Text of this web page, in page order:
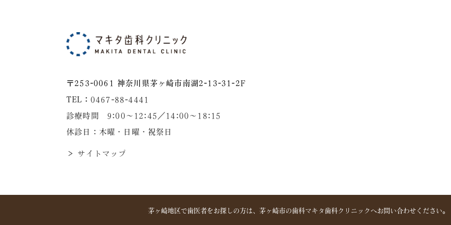
〒253-0061 神奈川県茅ヶ崎市南湖2-13-31-2F
TEL： 0467-88-4441
診療時間 9:00～12:45／14:00〜18:15
休診日：木曜・日曜・祝祭日
＞ サイトマップ
茅ヶ崎地区で歯医者をお探しの方は、 茅ヶ崎市の歯科マキタ歯科クリニックへお問い合わせください